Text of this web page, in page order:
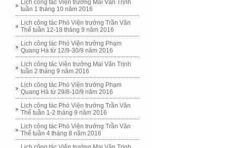
Lịch công tác Viện trưởng Mai Văn Trịnh
tuần 1 tháng 10 năm 2016
Lịch công tác Phó Viện trưởng Trần Văn
Thể tuần 12-18 tháng 9 năm 2016
Lịch công tác Phó Viện trưởng Phạm
Quang Hà từ 12/9-30/9 năm 2016
Lịch công tác Viện trưởng Mai Văn Trịnh
tuần 2 tháng 9 năm 2016
Lịch công tác Phó Viện trưởng Phạm
Quang Hà từ 29/8-10/9 năm 2016
Lịch công tác Phó Viện trưởng Trần Văn
Thể tuần 1-2 tháng 9 năm 2016
Lịch công tác Phó Viện trưởng Trần Văn
Thể tuần 4 tháng 8 năm 2016